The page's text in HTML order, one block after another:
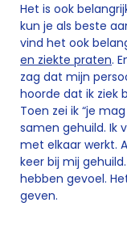
Het is ook
kun je als beste
vind het ook
en ziekte praten.
zag dat mijn
hoorde dat ik ziek
Toen zei ik “je
samen gehuild. Ik
met elkaar werkt.
keer bij mij
hebben gevoel.
geven.